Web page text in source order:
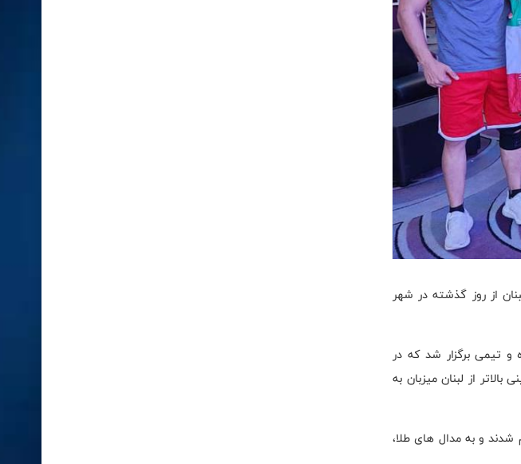
از روز گذشته در شهر
دونفره و تیمی برگزار شد که در
از لبنان میزبان به
و به مدال های طلا،